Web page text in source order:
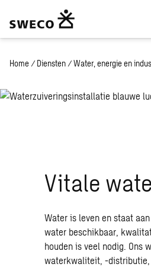
Home / Diensten / Water, energie en
Vitale
Water is leven en staat
water beschikbaar,
houden is veel nodig. Ons
waterkwaliteit, -